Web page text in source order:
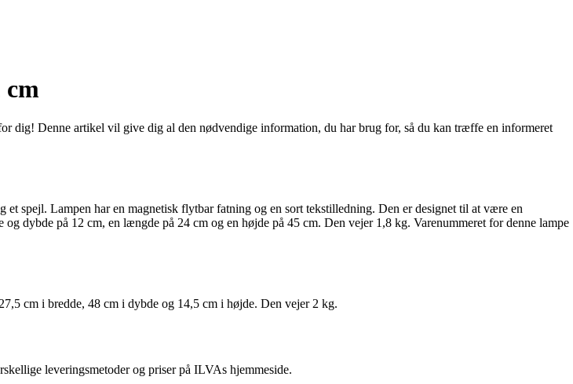
cm
dig! Denne artikel vil give dig al den nødvendige information, du har brug for, så du kan træffe en informeret
spejl. Lampen har en magnetisk flytbar fatning og en sort tekstilledning. Den er designet til at være en
dybde på 12 cm, en længde på 24 cm og en højde på 45 cm. Den vejer 1,8 kg. Varenummeret for denne lampe
cm i bredde, 48 cm i dybde og 14,5 cm i højde. Den vejer 2 kg.
leveringsmetoder og priser på ILVAs hjemmeside.